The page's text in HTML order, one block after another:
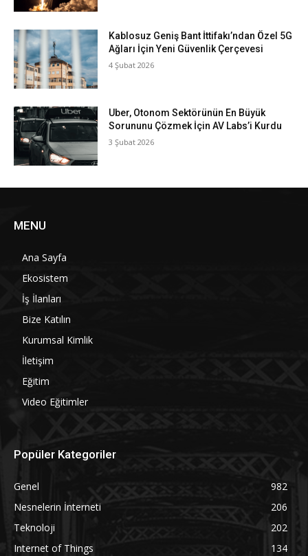
Kablosuz Geniş Bant İttifakı’ndan Özel 5G
Ağları İçin Yeni Güvenlik Çerçevesi
4 Şubat 2026
Uber, Otonom Sektörünün En Büyük
Sorununu Çözmek İçin AV Labs’i Kurdu
3 Şubat 2026
MENU
Ana Sayfa
Ekosistem
İş İlanları
Bize Katılın
Kurumsal Kimlik
İletişim
Eğitim
Video Eğitimler
Popüler Kategoriler
Genel
982
Nesnelerin İnterneti
206
Teknoloji
202
Internet of Things
134